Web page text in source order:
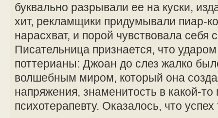
буквально разрывали ее на куски,
хит, рекламщики придумывали пиар-
нарасхват, и порой чувствовала себя
Писательница признается, что
поттерианы: Джоан до слез жалко
волшебным миром, который она
напряжения, знаменитость в какой-
психотерапевту. Оказалось, что